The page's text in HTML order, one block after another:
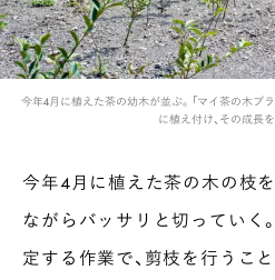
今年4月に植えた茶の幼木が並ぶ。「マイ茶の木プ
に植え付け、その成長
今年4月に植えた茶の木の枝
ながらバッサリと切っていく
定する作業で、剪枝を行うこ